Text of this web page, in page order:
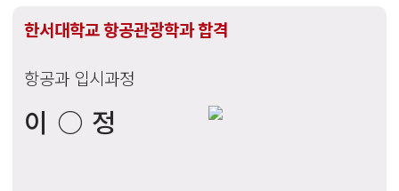
한서대학교 항공관광학과 합격
항공과 입시과정
이○정